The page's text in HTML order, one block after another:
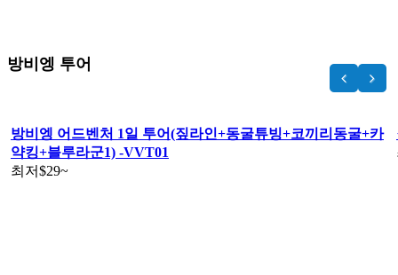
방비엥 투어
방비엥 어드벤처 1일 투어(짚라인+동굴튜빙+코끼리동굴+카
약킹+블루라군1) -VVT01
최저$29~